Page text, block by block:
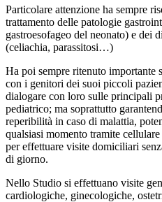
Particolare attenzione ha sempre
trattamento delle patologie
gastroesofageo del neonato) e dei
(celiachia, parassitosi…)
Ha poi sempre ritenuto importante
con i genitori dei suoi piccoli
dialogare con loro sulle principali
pediatrico; ma soprattutto
reperibilità in caso di malattia,
qualsiasi momento tramite
per effettuare visite domiciliari
di giorno.
Nello Studio si effettuano visite
cardiologiche, ginecologiche,